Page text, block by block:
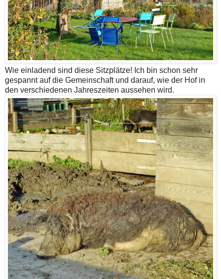
Wie einladend sind diese Sitzplätze! Ich bin schon sehr
gespannt auf die Gemeinschaft und darauf, wie der Hof in
den verschiedenen Jahreszeiten aussehen wird.